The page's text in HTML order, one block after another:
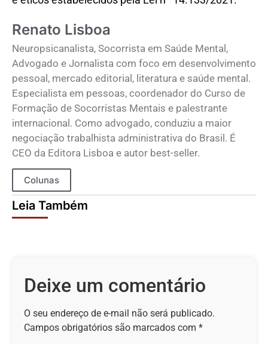
Renato Lisboa
Neuropsicanalista, Socorrista em Saúde Mental,
Advogado e Jornalista com foco em desenvolvimento
pessoal, mercado editorial, literatura e saúde mental.
Especialista em pessoas, coordenador do Curso de
Formação de Socorristas Mentais e palestrante
internacional. Como advogado, conduziu a maior
negociação trabalhista administrativa do Brasil. É
CEO da Editora Lisboa e autor best-seller.
Colunas
Leia Também
Deixe um comentário
O seu endereço de e-mail não será publicado.
Campos obrigatórios são marcados com *